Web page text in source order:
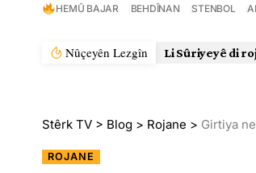
HEMÛ BAJAR BEHDÎNAN STENBOL
Nûçeyên Lezgîn Li Sûriyeyê di
Stêrk TV > Blog > Rojane > Girtiya
ROJANE